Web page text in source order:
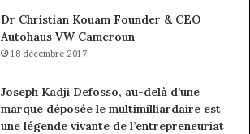
Dr Christian Kouam Founder & CEO
Autohaus VW Cameroun
18 décembre 2017
Joseph Kadji Defosso, au-delà d’une
marque déposée le multimilliardaire est
une légende vivante de l’entrepreneuriat